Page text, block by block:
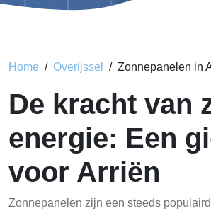
Home Overijssel Zonnepanelen in
De kracht van
energie: Een
voor Arriën
Zonnepanelen zijn een steeds